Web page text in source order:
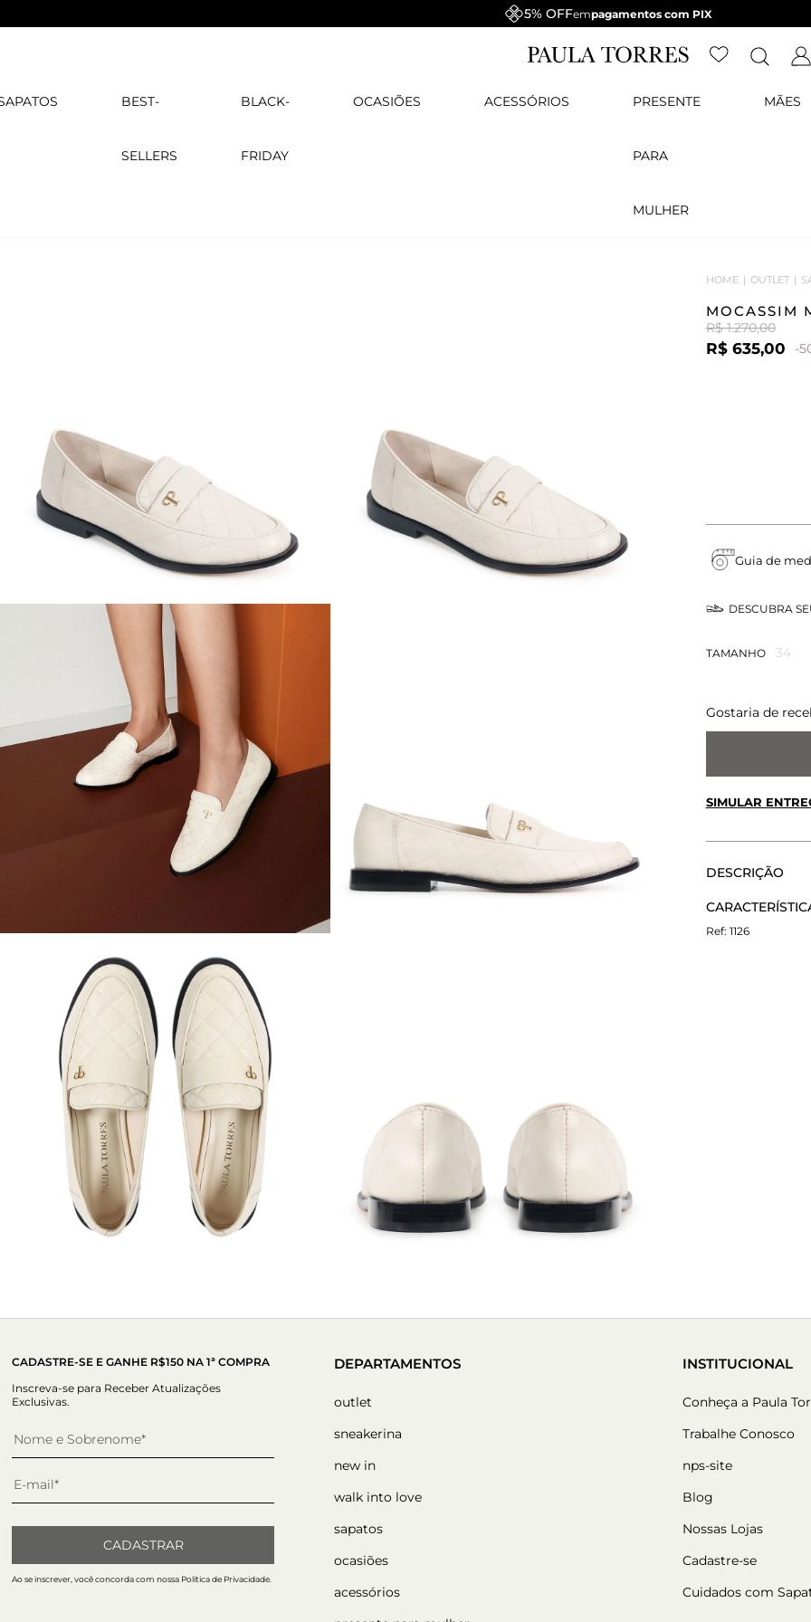
5% OFFempagamentos com PIX
BEST-
SELLERS
BLACK-
FRIDAY
OCASIÕES ACESSÓRIOS PRESENTE
PARA
MULHER
MÃES
HOME OUTLET
MOCASSIM
R$ 1.270,00
R$ 635,00 -
Guia de
DESCUBRA
TAMANHO 34
Gostaria de
SIMULAR
DESCRIÇÃO
O Mocassim
arredondado e
com1126
CADASTRE-SE E GANHE R$150 NA 1ª COMPRA
Inscreva-se para Receber Atualizações
Exclusivas.
CADASTRAR
Ao se inscrever, você concorda com nossa Política de Privacidade.
DEPARTAMENTOS
outlet
sneakerina
new in
walk into love
sapatos
ocasiões
acessórios
INSTITUCIONAL
Conheça a Paula
Trabalhe Conosco
nps-site
Blog
Nossas Lojas
Cadastre-se
Cuidados com